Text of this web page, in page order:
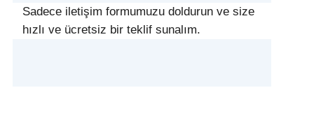
Sadece iletişim formumuzu doldurun ve size
hızlı ve ücretsiz bir teklif sunalım.